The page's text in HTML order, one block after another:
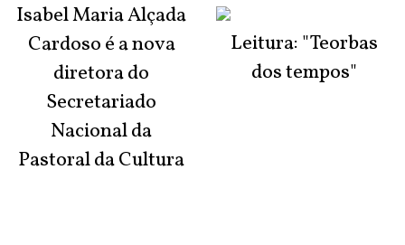
Isabel Maria Alçada
Cardoso é a nova
diretora do
Secretariado
Nacional da
Pastoral da Cultura
Leitura: "Teorbas
dos tempos"